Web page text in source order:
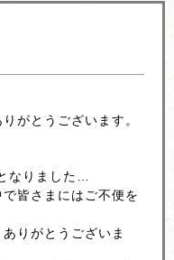
がとうございます。
なりました…
皆さまにはご不便を
りがとうございま